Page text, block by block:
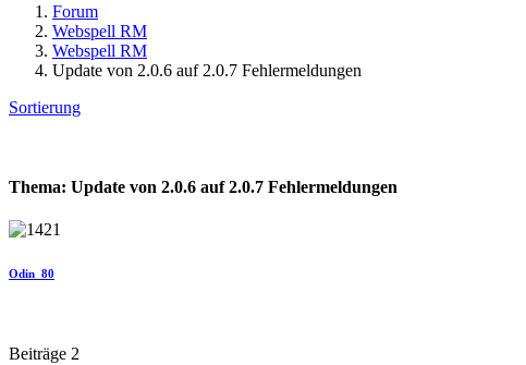
Forum
Webspell RM
Webspell RM
Update von 2.0.6 auf 2.0.7 Fehlermeldungen
Sortierung
Thema: Update von 2.0.6 auf 2.0.7 Fehlermeldungen
Odin_80
Beiträge 2